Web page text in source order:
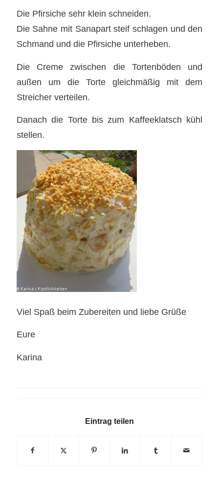
Die Pfirsiche sehr klein schneiden.
Die Sahne mit Sanapart steif schlagen und den
Schmand und die Pfirsiche unterheben.
Die Creme zwischen die Tortenböden und
außen um die Torte gleichmäßig mit dem
Streicher verteilen.
Danach die Torte bis zum Kaffeeklatsch kühl
stellen.
Viel Spaß beim Zubereiten und liebe Grüße
Eure
Karina
Eintrag teilen